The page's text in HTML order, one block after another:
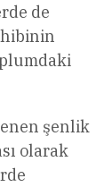
de
şenlik
olarak